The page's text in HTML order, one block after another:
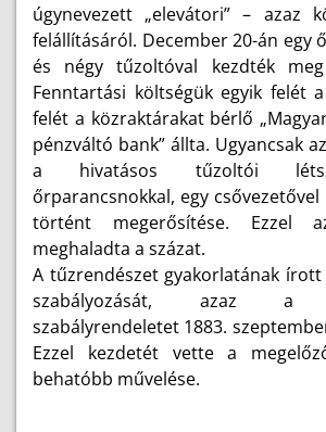
úgynevezett „elevátori” – azaz
felállításáról. December 20-án egy
és négy tűzoltóval kezdték
Fenntartási költségük egyik felét
felét a közraktárakat bérlő
pénzváltó bank” állta. Ugyancsak
a hivatásos tűzoltói
őrparancsnokkal, egy
történt megerősítése. Ezzel
meghaladta a százat.
A tűzrendészet gyakorlatának írott
szabályozását, azaz a
szabályrendeletet 1883.
Ezzel kezdetét vette a
behatóbb művelése.